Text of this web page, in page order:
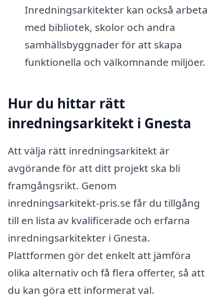
Inredningsarkitekter kan också arbeta
med bibliotek, skolor och andra
samhällsbyggnader för att skapa
funktionella och välkomnande miljöer.
Hur du hittar rätt
inredningsarkitekt i Gnesta
Att välja rätt inredningsarkitekt är
avgörande för att ditt projekt ska bli
framgångsrikt. Genom
inredningsarkitekt-pris.se får du tillgång
till en lista av kvalificerade och erfarna
inredningsarkitekter i Gnesta.
Plattformen gör det enkelt att jämföra
olika alternativ och få flera offerter, så att
du kan göra ett informerat val.